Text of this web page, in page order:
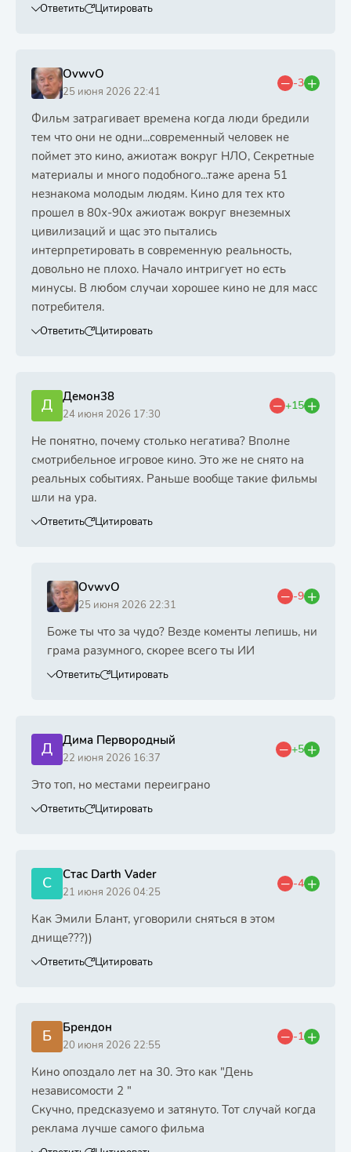
Ответить Цитировать
OvwvO
25 июня 2026 22:41
-3
Фильм затрагивает времена когда люди бредили
тем что они не одни...современный человек не
поймет это кино, ажиотаж вокруг НЛО, Секретные
материалы и много подобного...таже арена 51
незнакома молодым людям. Кино для тех кто
прошел в 80х-90х ажиотаж вокруг внеземных
цивилизаций и щас это пытались
интерпретировать в современную реальность,
довольно не плохо. Начало интригует но есть
минусы. В любом случаи хорошее кино не для масс
потребителя.
Ответить Цитировать
Д Демон38
24 июня 2026 17:30
+15
Не понятно, почему столько негатива? Вполне
смотрибельное игровое кино. Это же не снято на
реальных событиях. Раньше вообще такие фильмы
шли на ура.
Ответить Цитировать
OvwvO
25 июня 2026 22:31
-9
Боже ты что за чудо? Везде коменты лепишь, ни
грама разумного, скорее всего ты ИИ
Ответить Цитировать
Д Дима Первородный
22 июня 2026 16:37
+5
Это топ, но местами переиграно
Ответить Цитировать
С Стас Darth Vader
21 июня 2026 04:25
-4
Как Эмили Блант, уговорили сняться в этом
днище???))
Ответить Цитировать
Б Брендон
20 июня 2026 22:55
-1
Кино опоздало лет на 30. Это как "День
независомости 2 "
Скучно, предсказуемо и затянуто. Тот случай когда
реклама лучше самого фильма